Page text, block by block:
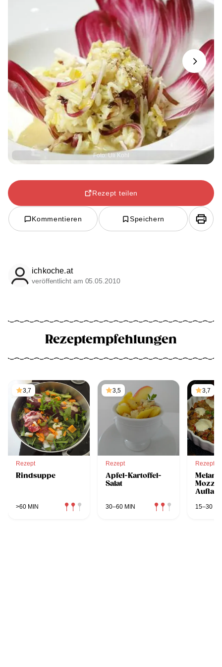
Foto: Uli Kohl
Next
Rezept teilen
Kommentieren Speichern
ichkoche.at
veröffentlicht am 05.05.2010
Rezeptempfehlungen
3,7
Rezept
Rindsuppe
>60 MIN
3,5
Rezept
Apfel-Kartoffel-
Salat
30–60 MIN
3,7
Rezept
Auflauf
15–30